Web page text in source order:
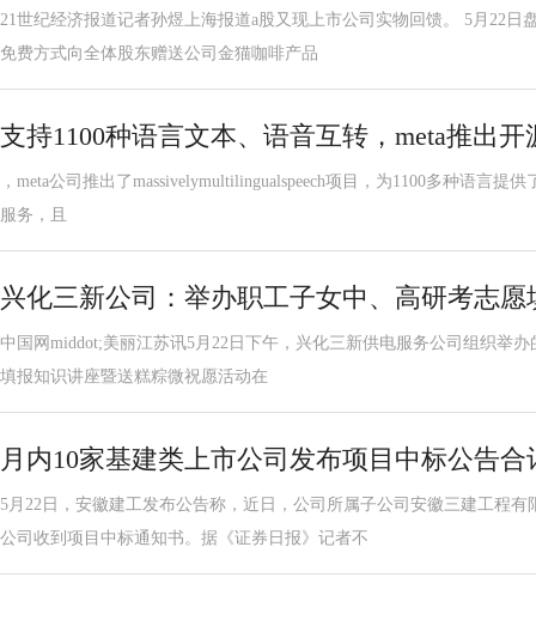
21世纪经济报道记者孙煜上海报道a股又现上市公司实物回馈。 5月22日
免费方式向全体股东赠送公司金猫咖啡产品
支持1100种语言文本、语音互转，meta推出开
，meta公司推出了massivelymultilingualspeech项目，为1100多种语言提
服务，且
兴化三新公司：举办职工子女中、高研考志愿
中国网middot;美丽江苏讯5月22日下午，兴化三新供电服务公司组织举
填报知识讲座暨送糕粽微祝愿活动在
月内10家基建类上市公司发布项目中标公告合
5月22日，安徽建工发布公告称，近日，公司所属子公司安徽三建工程
公司收到项目中标通知书。据《证券日报》记者不